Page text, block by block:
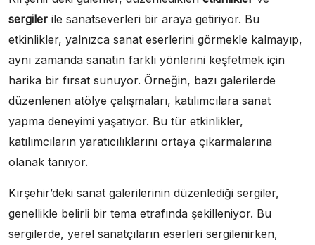
sergiler ile sanatseverleri bir araya getiriyor. Bu
etkinlikler, yalnızca sanat eserlerini görmekle kalmayıp,
aynı zamanda sanatın farklı yönlerini keşfetmek için
harika bir fırsat sunuyor. Örneğin, bazı galerilerde
düzenlenen atölye çalışmaları, katılımcılara sanat
yapma deneyimi yaşatıyor. Bu tür etkinlikler,
katılımcıların yaratıcılıklarını ortaya çıkarmalarına
olanak tanıyor.
Kırşehir’deki sanat galerilerinin düzenlediği sergiler,
genellikle belirli bir tema etrafında şekilleniyor. Bu
sergilerde, yerel sanatçıların eserleri sergilenirken,